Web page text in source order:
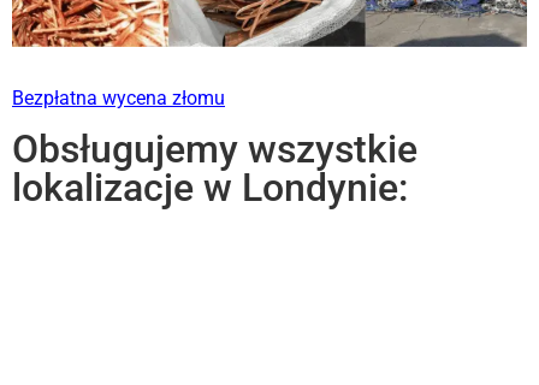
Bezpłatna wycena złomu
Obsługujemy wszystkie
lokalizacje w Londynie: